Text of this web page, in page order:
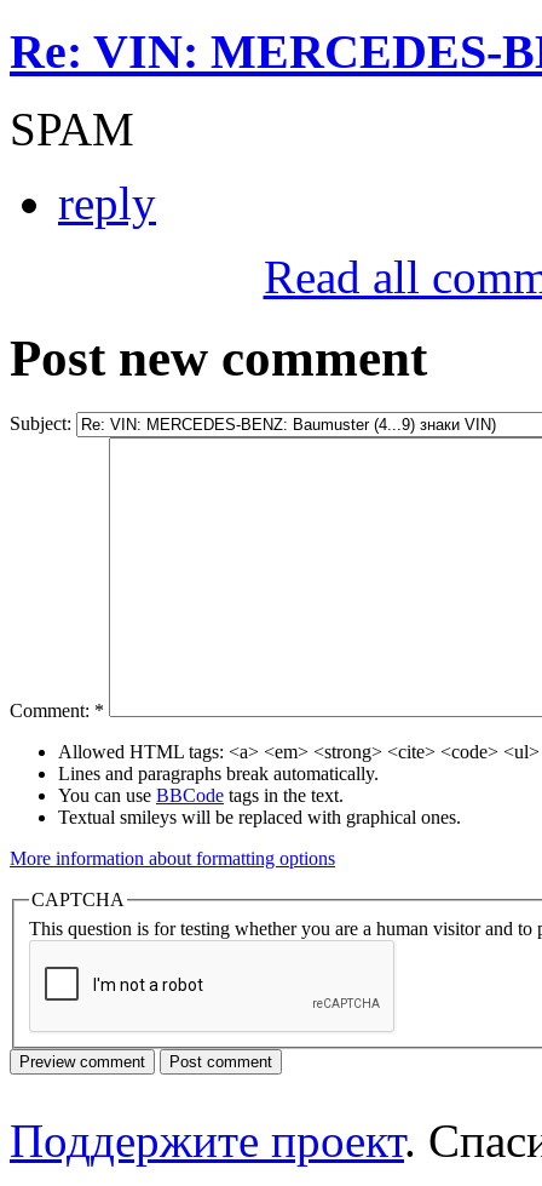
Re: VIN: MERCEDES-
SPAM
reply
Read all
Post new comment
Subject:
Comment: *
Allowed HTML tags: <a> <em> <strong> <cite> <code>
Lines and paragraphs break automatically.
You can use BBCode tags in the text.
Textual smileys will be replaced with graphical ones.
More information about formatting options
CAPTCHA
This question is for testing whether you are a human visitor and to
Поддержите проект.